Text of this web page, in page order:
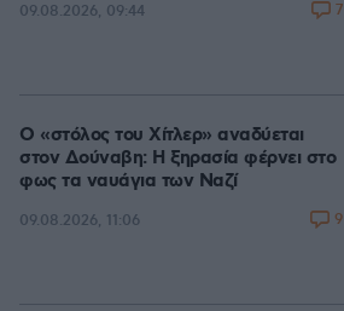
09.08.2026, 09:44 7
Ο «στόλος του Χίτλερ» αναδύεται
στον Δούναβη: Η ξηρασία φέρνει στο
φως τα ναυάγια των Ναζί
09.08.2026, 11:06 9